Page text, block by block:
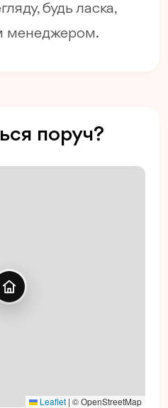
будь ласка,
менеджером.
поруч?
Leaflet | © OpenStreetMap